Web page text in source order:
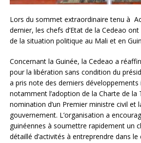
Lors du sommet extraordinaire tenu à
dernier, les chefs d’Etat de la Cedeao
de la situation politique au Mali et en
Concernant la Guinée, la Cedeao a
pour la libération sans condition du
a pris note des derniers développements
notamment l’adoption de la Charte de la
nomination d’un Premier ministre civil et
gouvernement. L’organisation a
guinéennes à soumettre rapidement un
détaillé d’activités à entreprendre dans